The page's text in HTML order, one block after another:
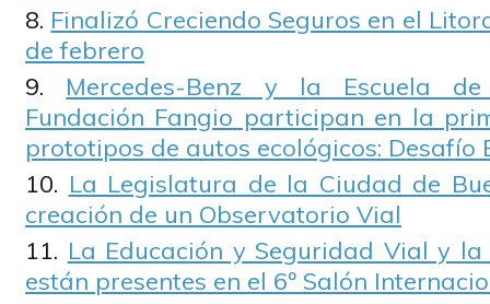
Finalizó Creciendo Seguros en el
de febrero
Mercedes-Benz y la Escuela de
Fundación Fangio participan en la
prototipos de autos ecológicos: Desafío
La Legislatura de la Ciudad de
creación de un Observatorio Vial
La Educación y Seguridad Vial y
están presentes en el 6º Salón